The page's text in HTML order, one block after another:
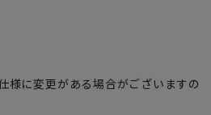
に変更がある場合がございますの